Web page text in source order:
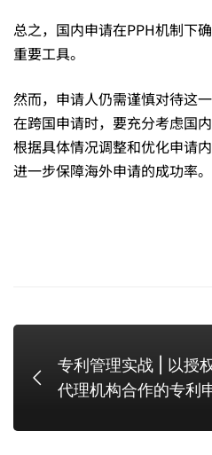
总之，国内申请在PPH机制下
重要工具。
然而，申请人仍需谨慎对待这
在跨国申请时，要充分考虑国
根据具体情况调整和优化申请
进一步保障海外申请的成功率。
专利管理实战 | 以授
代理机构合作的专利